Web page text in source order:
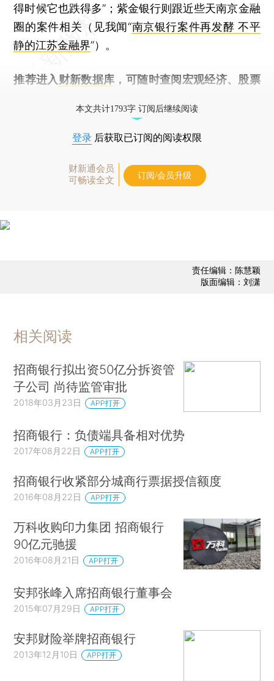
得时候它也跌得多”；紫金银行则跟近些天南京金融
圈的案件相关（见我闻“南京银行案件再发酵 不平
静的江苏金融界”）。
推荐进入 财新数据库 ，可随时查阅宏观经济、股票
本文共计1793字 订阅后继续阅读
登录 后获取已订阅的阅读权限
财新通会员
可畅读全文
订阅/会员升级
责任编辑：陈慧颖
版面编辑：刘潇
相关阅读
招商银行拟出资50亿分拆资管
子公司 尚待监管审批
2018年03月23日 APP打开
招商银行：负债端具备相对优势
2017年08月22日 APP打开
招商银行收紧部分城商行票据授信额度
2016年08月22日 APP打开
万科收购印力集团 招商银行
90亿元驰援
2016年08月21日 APP打开
安邦张峰入席招商银行董事会
2015年07月29日 APP打开
安邦财险举牌招商银行
2013年12月10日 APP打开